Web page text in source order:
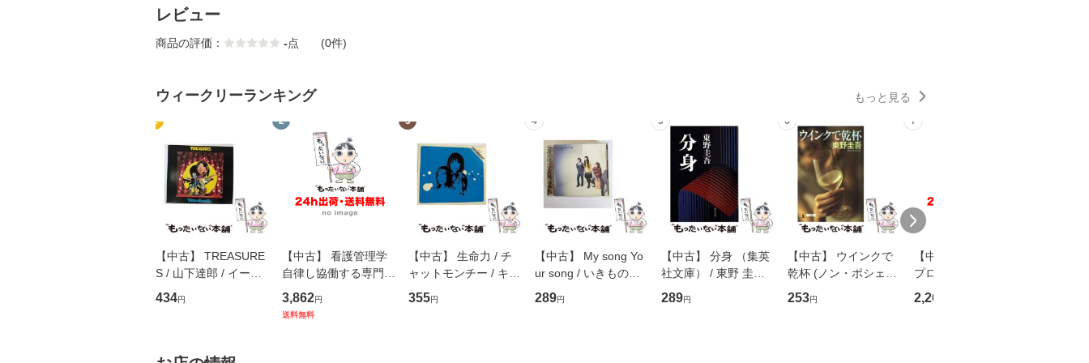
レビュー
商品の評価： -点 (0件)
ウィークリーランキング もっと見る
1
【中古】 TREASURE
S / 山下達郎 / イース
トウエスト・ジャパン
[CD]【メール便送料無
434円
2
【中古】 看護管理学
自律し協働する専門職
の看護マネジメントス
キル 改訂第3版 (看護
3,862円
送料無料
3
【中古】 生命力 / チ
ャットモンチー / キュ
ーンレコード [CD]
【メール便送料無料】
355円
4
【中古】 My song Yo
ur song / いきものが
かり / [CD]【メール便
送料無料】
289円
5
【中古】 分身 （集英
社文庫） / 東野 圭吾 /
集英社 [文庫]【メール
便送料無料】
289円
6
【中古】 ウインクで
乾杯 (ノン・ポシェッ
ト) / 東野圭吾 / 祥伝
社 [文庫]【メール便送
253円
7
【中古】 野ブタ。を
プロデュース [DVD-B
OX] / バップ [DVD]
【メール便送料無料】
2,266